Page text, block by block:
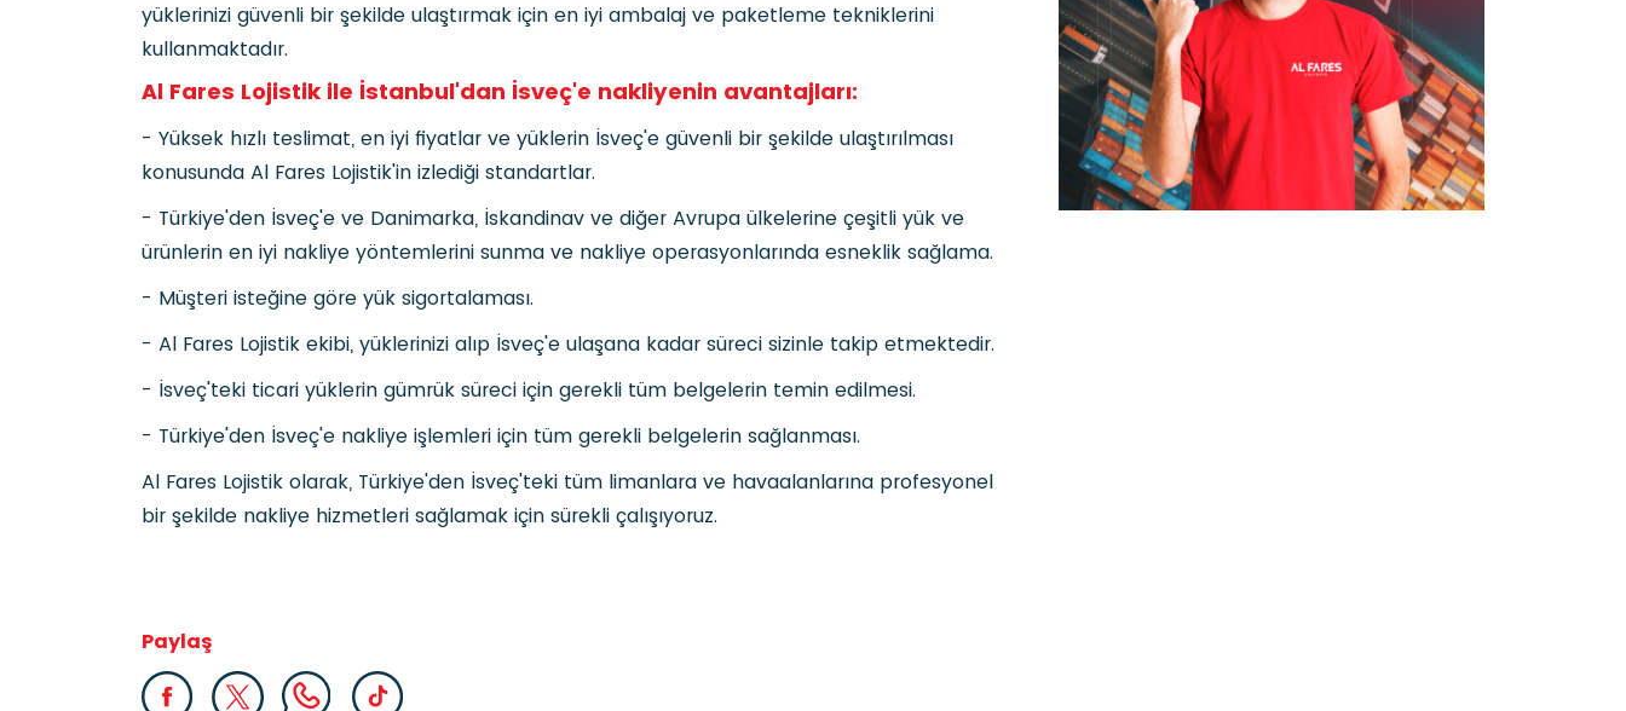
yüklerinizi güvenli bir şekilde ulaştırmak için en iyi ambalaj ve paketleme tekniklerini
kullanmaktadır.
Al Fares Lojistik ile İstanbul'dan İsveç'e nakliyenin avantajları:
- Yüksek hızlı teslimat, en iyi fiyatlar ve yüklerin İsveç'e güvenli bir şekilde ulaştırılması
konusunda Al Fares Lojistik'in izlediği standartlar.
- Türkiye'den İsveç'e ve Danimarka, İskandinav ve diğer Avrupa ülkelerine çeşitli yük ve
ürünlerin en iyi nakliye yöntemlerini sunma ve nakliye operasyonlarında esneklik sağlama.
- Müşteri isteğine göre yük sigortalaması.
- Al Fares Lojistik ekibi, yüklerinizi alıp İsveç'e ulaşana kadar süreci sizinle takip etmektedir.
- İsveç'teki ticari yüklerin gümrük süreci için gerekli tüm belgelerin temin edilmesi.
- Türkiye'den İsveç'e nakliye işlemleri için tüm gerekli belgelerin sağlanması.
Al Fares Lojistik olarak, Türkiye'den İsveç'teki tüm limanlara ve havaalanlarına profesyonel
bir şekilde nakliye hizmetleri sağlamak için sürekli çalışıyoruz.
Paylaş